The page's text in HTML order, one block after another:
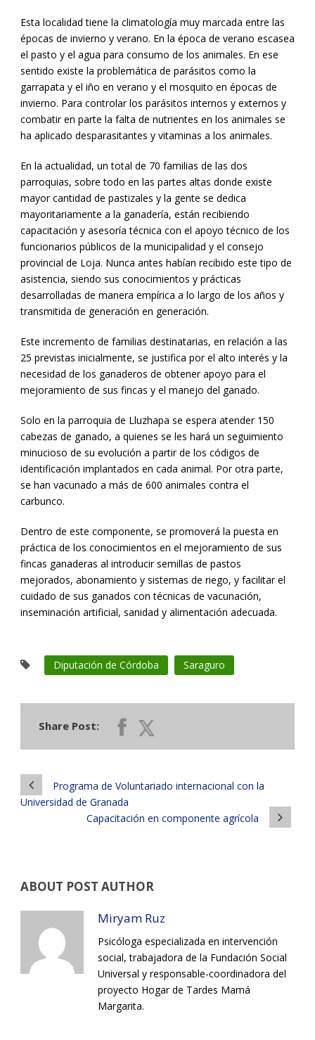
Esta localidad tiene la climatología muy marcada entre las
épocas de invierno y verano. En la época de verano escasea
el pasto y el agua para consumo de los animales. En ese
sentido existe la problemática de parásitos como la
garrapata y el iño en verano y el mosquito en épocas de
invierno. Para controlar los parásitos internos y externos y
combatir en parte la falta de nutrientes en los animales se
ha aplicado desparasitantes y vitaminas a los animales.
En la actualidad, un total de 70 familias de las dos
parroquias, sobre todo en las partes altas donde existe
mayor cantidad de pastizales y la gente se dedica
mayoritariamente a la ganadería, están recibiendo
capacitación y asesoría técnica con el apoyo técnico de los
funcionarios públicos de la municipalidad y el consejo
provincial de Loja. Nunca antes habían recibido este tipo de
asistencia, siendo sus conocimientos y prácticas
desarrolladas de manera empírica a lo largo de los años y
transmitida de generación en generación.
Este incremento de familias destinatarias, en relación a las
25 previstas inicialmente, se justifica por el alto interés y la
necesidad de los ganaderos de obtener apoyo para el
mejoramiento de sus fincas y el manejo del ganado.
Solo en la parroquia de Lluzhapa se espera atender 150
cabezas de ganado, a quienes se les hará un seguimiento
minucioso de su evolución a partir de los códigos de
identificación implantados en cada animal. Por otra parte,
se han vacunado a más de 600 animales contra el
carbunco.
Dentro de este componente, se promoverá la puesta en
práctica de los conocimientos en el mejoramiento de sus
fincas ganaderas al introducir semillas de pastos
mejorados, abonamiento y sistemas de riego, y facilitar el
cuidado de sus ganados con técnicas de vacunación,
inseminación artificial, sanidad y alimentación adecuada.
Diputación de Córdoba Saraguro
Share Post:
Programa de Voluntariado internacional con la
Universidad de Granada
Capacitación en componente agrícola
ABOUT POST AUTHOR
Miryam Ruz
Psicóloga especializada en intervención
social, trabajadora de la Fundación Social
Universal y responsable-coordinadora del
proyecto Hogar de Tardes Mamá
Margarita.